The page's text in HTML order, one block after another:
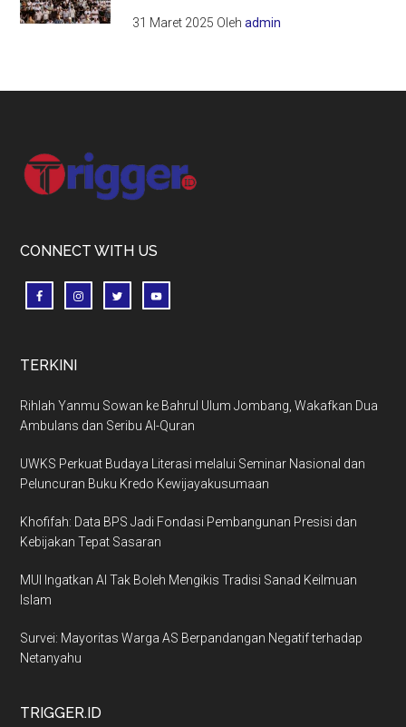
31 Maret 2025 Olehadmin
Footer
CONNECT WITH US
TERKINI
Rihlah Yanmu Sowan ke Bahrul Ulum Jombang, Wakafkan Dua
Ambulans dan Seribu Al-Quran
UWKS Perkuat Budaya Literasi melalui Seminar Nasional dan
Peluncuran Buku Kredo Kewijayakusumaan
Khofifah: Data BPS Jadi Fondasi Pembangunan Presisi dan
Kebijakan Tepat Sasaran
MUI Ingatkan AI Tak Boleh Mengikis Tradisi Sanad Keilmuan
Islam
Survei: Mayoritas Warga AS Berpandangan Negatif terhadap
Netanyahu
TRIGGER.ID